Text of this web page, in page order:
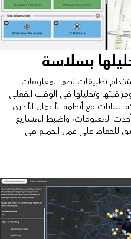
بسلاسة
تطبيقات نظم المعلومات
وتحليلها في الوقت الفعلي.
مع أنظمة الأعمال الأخرى
المعلومات، واضبط المشاريع
للحفاظ على عمل الجميع في